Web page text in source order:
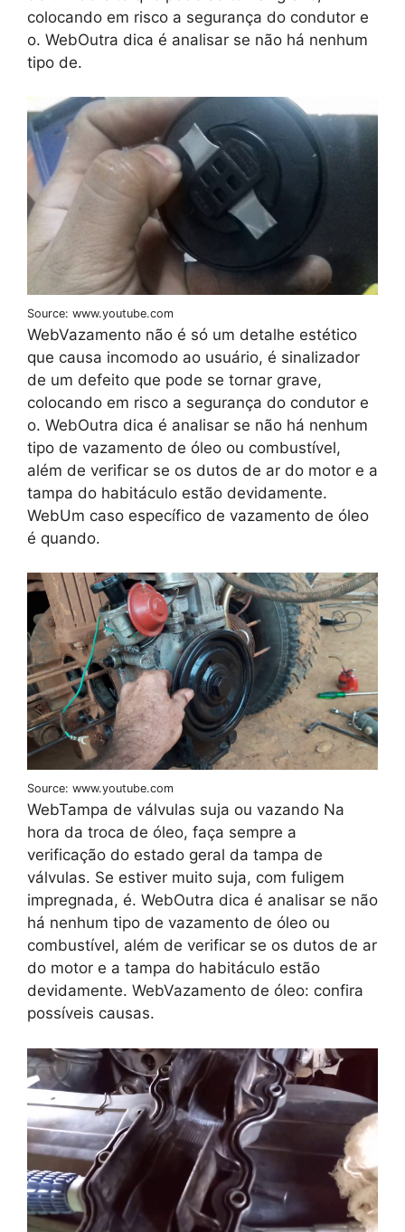
colocando em risco a segurança do condutor e
o. WebOutra dica é analisar se não há nenhum
tipo de.
Source: www.youtube.com
WebVazamento não é só um detalhe estético
que causa incomodo ao usuário, é sinalizador
de um defeito que pode se tornar grave,
colocando em risco a segurança do condutor e
o. WebOutra dica é analisar se não há nenhum
tipo de vazamento de óleo ou combustível,
além de verificar se os dutos de ar do motor e a
tampa do habitáculo estão devidamente.
WebUm caso específico de vazamento de óleo
é quando.
Source: www.youtube.com
WebTampa de válvulas suja ou vazando Na
hora da troca de óleo, faça sempre a
verificação do estado geral da tampa de
válvulas. Se estiver muito suja, com fuligem
impregnada, é. WebOutra dica é analisar se não
há nenhum tipo de vazamento de óleo ou
combustível, além de verificar se os dutos de ar
do motor e a tampa do habitáculo estão
devidamente. WebVazamento de óleo: confira
possíveis causas.